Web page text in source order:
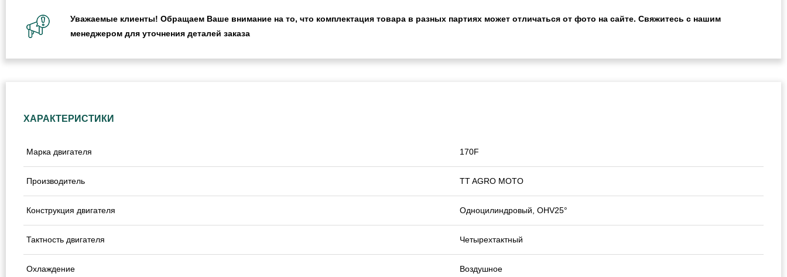
Уважаемые клиенты! Обращаем Ваше внимание на то, что комплектация товара в разных партиях может отличаться от фото на сайте. Свяжитесь с нашим
менеджером для уточнения деталей заказа
ХАРАКТЕРИСТИКИ
Марка двигателя 170F
Производитель TT AGRO MOTO
Конструкция двигателя Одноцилиндровый, OHV25°
Тактность двигателя Четырехтактный
Охлаждение Воздушное